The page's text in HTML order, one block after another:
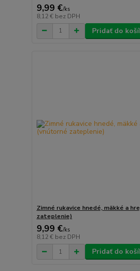
9,99 €/ks
8,12 € bez DPH
Pridať do
Zimné rukavice hnedé, mäkké a
zateplenie)
9,99 €/ks
8,12 € bez DPH
Pridať do